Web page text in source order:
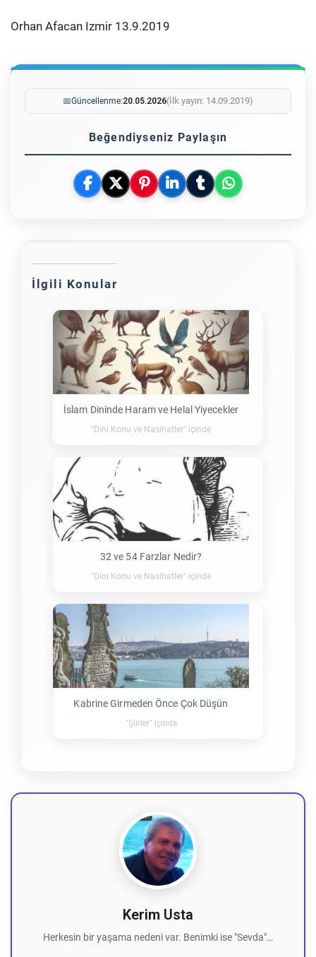
Orhan Afacan Izmir 13.9.2019
📅Güncellenme:20.05.2026(İlk yayın: 14.09.2019)
Beğendiyseniz Paylaşın
İlgili Konular
İslam Dininde Haram ve Helal Yiyecekler
"Dini Konu ve Nasihatler" içinde
32 ve 54 Farzlar Nedir?
"Dini Konu ve Nasihatler" içinde
Kabrine Girmeden Önce Çok Düşün
"Şiirler" içinde
Kerim Usta
Herkesin bir yaşama nedeni var. Benimki ise "Sevda"…